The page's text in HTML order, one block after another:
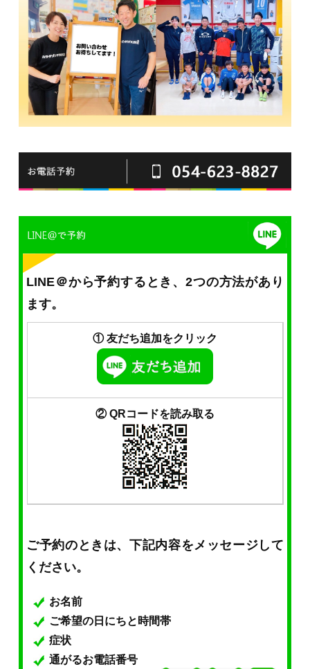
LINE＠から予約するとき、2つの方法があり
ます。
① 友だち追加をクリック
② QRコードを読み取る
ご予約のときは、下記内容をメッセージして
ください。
お名前
ご希望の日にちと時間帯
症状
通がるお電話番号